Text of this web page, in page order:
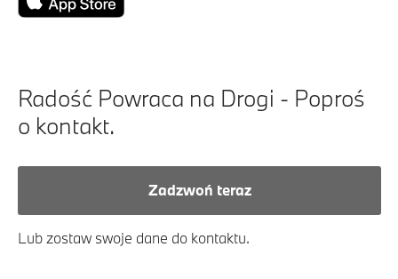
Radość Powraca na Drogi - Poproś
o kontakt.
Zadzwoń teraz
Lub zostaw swoje dane do kontaktu.